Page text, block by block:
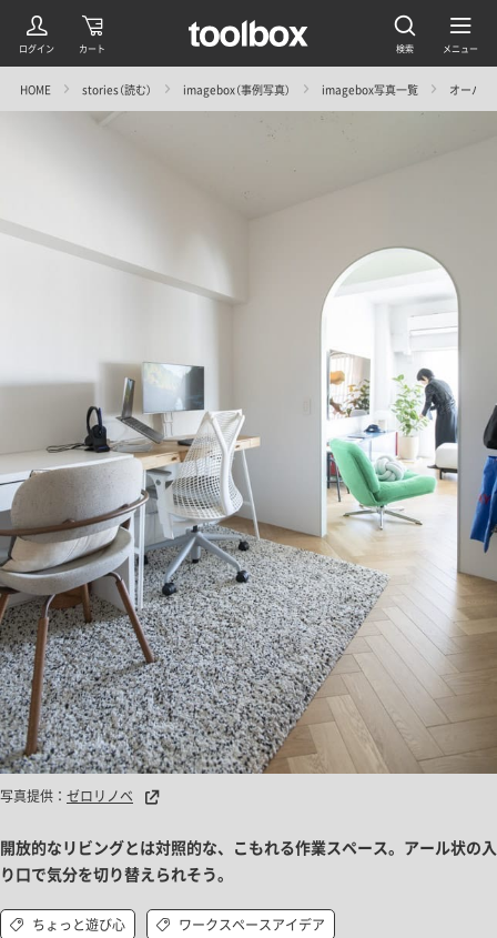
HOME stories（読む） imagebox（事例写真） imagebox写真一覧 オーバ
写真提供： ゼロリノベ
開放的なリビングとは対照的な、こもれる作業スペース。アール状の入
り口で気分を切り替えられそう。
ちょっと遊び心 ワークスペースアイデア